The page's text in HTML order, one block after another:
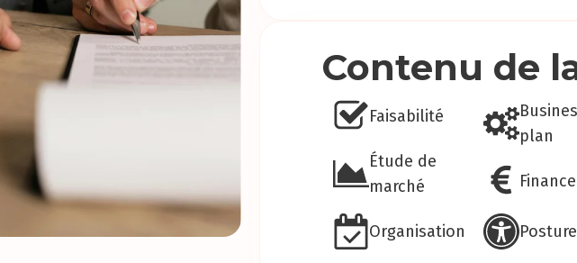
Contenu de
Faisabilité
Étude de
marché
Organisation
plan
Posture